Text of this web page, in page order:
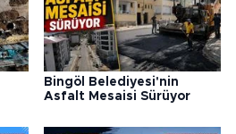
Bingöl Belediyesi'nin
Asfalt Mesaisi Sürüyor